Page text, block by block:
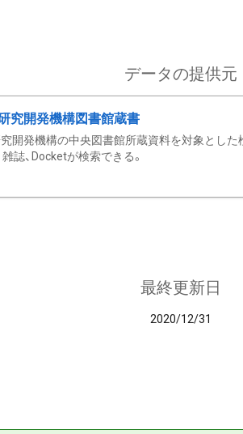
データの提供元
究開発機構図書館蔵書
開発機構の中央図書館所蔵資料を対象とし
雑誌、Docketが検索できる。
最終更新日
2020/12/31